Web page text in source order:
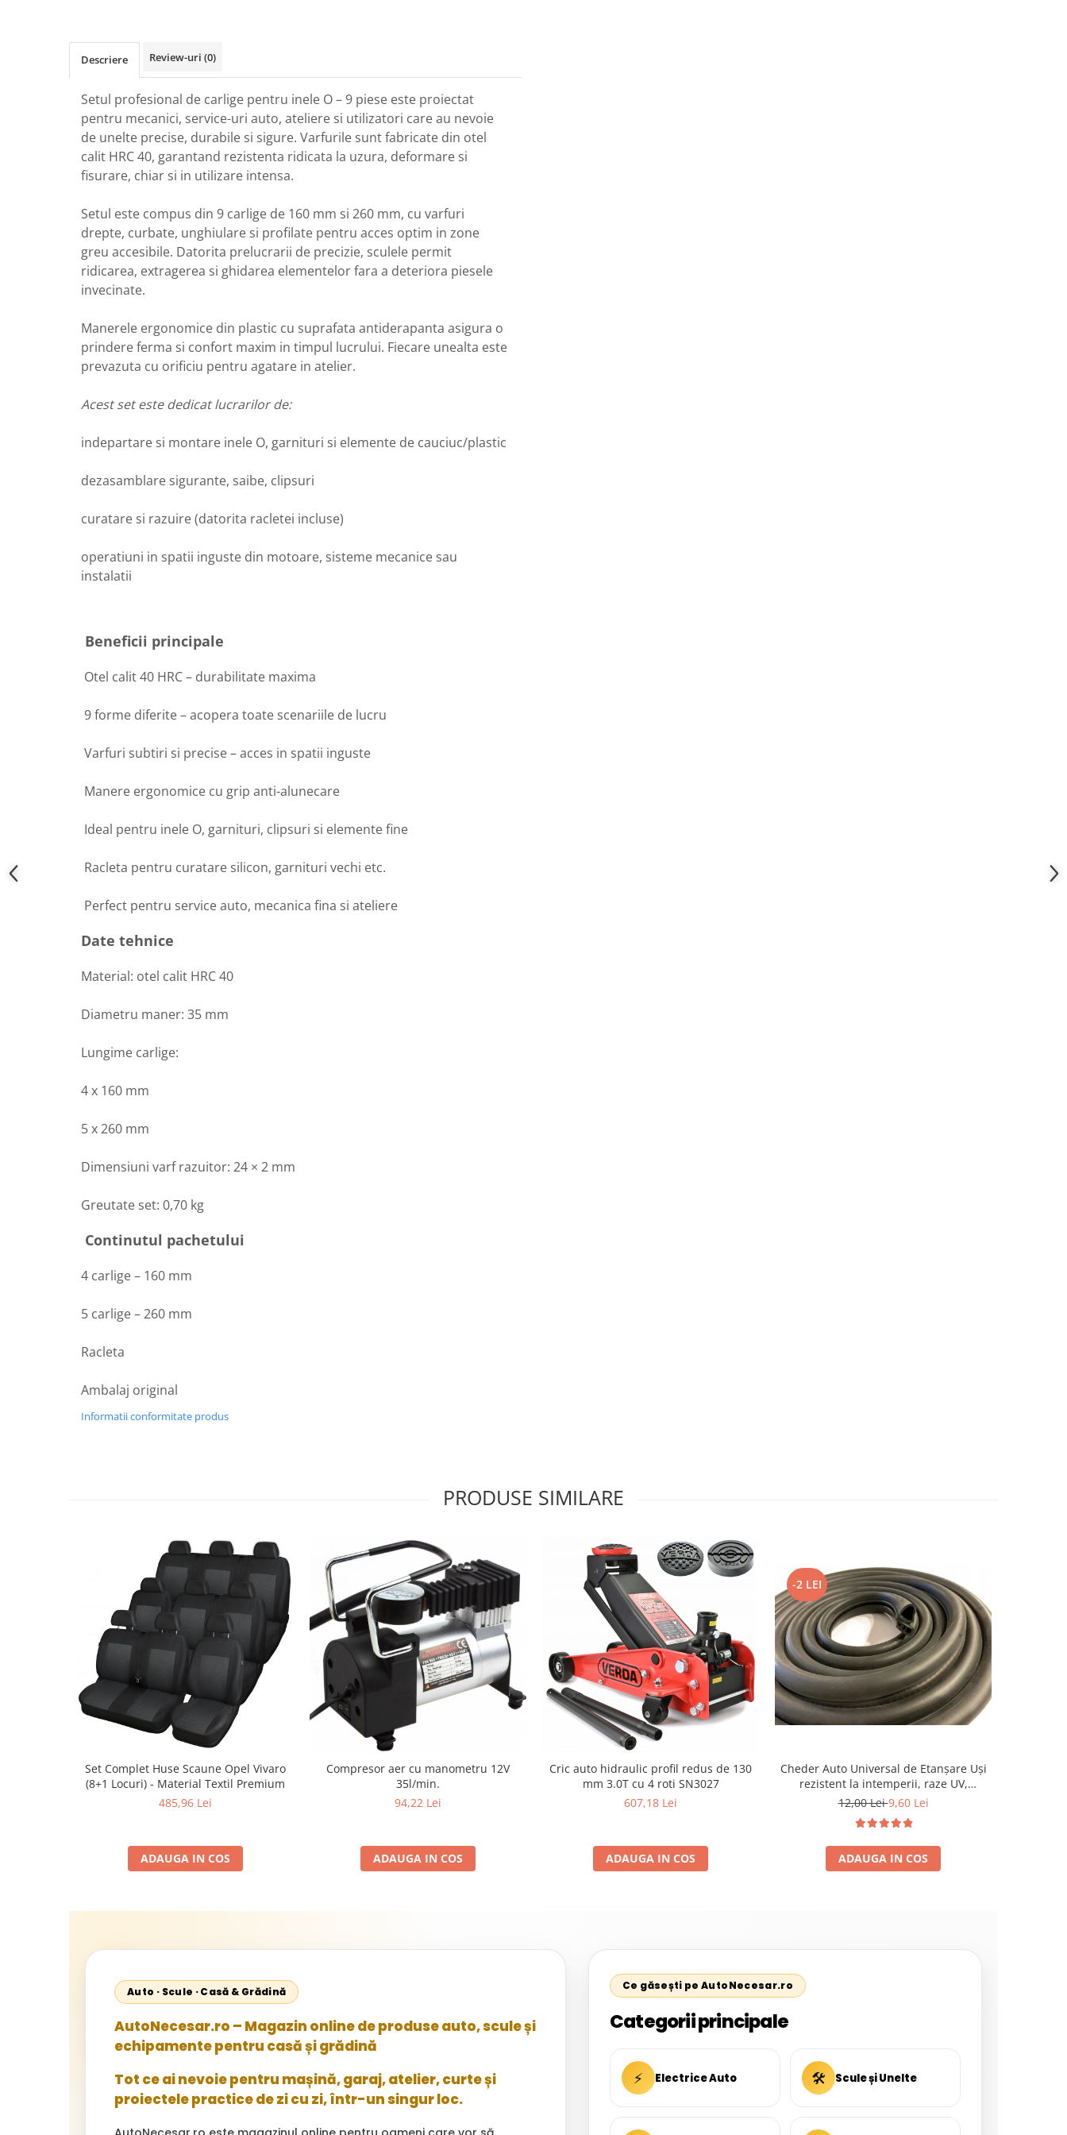
Scule Pneumatice
Suport motocicleta
Tunuri de caldura si aeroteme
Descriere Review-uri (0)
Setul profesional de carlige pentru inele O – 9 piese este proiectat
pentru mecanici, service-uri auto, ateliere si utilizatori care au nevoie
de unelte precise, durabile si sigure. Varfurile sunt fabricate din otel
calit HRC 40, garantand rezistenta ridicata la uzura, deformare si
fisurare, chiar si in utilizare intensa.
Setul este compus din 9 carlige de 160 mm si 260 mm, cu varfuri
drepte, curbate, unghiulare si profilate pentru acces optim in zone
greu accesibile. Datorita prelucrarii de precizie, sculele permit
ridicarea, extragerea si ghidarea elementelor fara a deteriora piesele
invecinate.
Manerele ergonomice din plastic cu suprafata antiderapanta asigura o
prindere ferma si confort maxim in timpul lucrului. Fiecare unealta este
prevazuta cu orificiu pentru agatare in atelier.
Acest set este dedicat lucrarilor de:
indepartare si montare inele O, garnituri si elemente de cauciuc/plastic
dezasamblare sigurante, saibe, clipsuri
curatare si razuire (datorita racletei incluse)
operatiuni in spatii inguste din motoare, sisteme mecanice sau
instalatii
Beneficii principale
Otel calit 40 HRC – durabilitate maxima
9 forme diferite – acopera toate scenariile de lucru
Varfuri subtiri si precise – acces in spatii inguste
Manere ergonomice cu grip anti-alunecare
Ideal pentru inele O, garnituri, clipsuri si elemente fine
Racleta pentru curatare silicon, garnituri vechi etc.
Perfect pentru service auto, mecanica fina si ateliere
Date tehnice
Material: otel calit HRC 40
Diametru maner: 35 mm
Lungime carlige:
4 x 160 mm
5 x 260 mm
Dimensiuni varf razuitor: 24 × 2 mm
Greutate set: 0,70 kg
Continutul pachetului
4 carlige – 160 mm
5 carlige – 260 mm
Racleta
Ambalaj original
Informatii conformitate produs
PRODUSE SIMILARE
Set Complet Huse Scaune Opel Vivaro
(8+1 Locuri) - Material Textil Premium
485,96 Lei
ADAUGA IN COS
Compresor aer cu manometru 12V
35l/min.
94,22 Lei
ADAUGA IN COS
Cric auto hidraulic profil redus de 130
mm 3.0T cu 4 roti SN3027
607,18 Lei
ADAUGA IN COS
-2 LEI
Cheder Auto Universal de Etanșare Uși
rezistent la intemperii, raze UV,
îmbătrânire și temperaturi extreme
12,00 Lei9,60 Lei
ADAUGA IN COS
Auto · Scule · Casă & Grădină
AutoNecesar.ro – Magazin online de produse auto, scule și
echipamente pentru casă și grădină
Tot ce ai nevoie pentru mașină, garaj, atelier, curte și
proiectele practice de zi cu zi, într-un singur loc.
Ce găsești pe AutoNecesar.ro
Categorii principale
⚡ Electrice Auto 🛠 Scule și Unelte